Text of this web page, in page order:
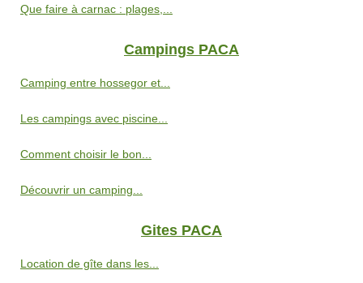
Que faire à carnac : plages,...
Campings PACA
Camping entre hossegor et...
Les campings avec piscine...
Comment choisir le bon...
Découvrir un camping...
Gites PACA
Location de gîte dans les...